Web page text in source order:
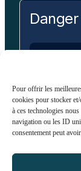
Pour offrir les
cookies pour stocker
à ces technologies
navigation ou les ID
consentement peut
Danger
Bas